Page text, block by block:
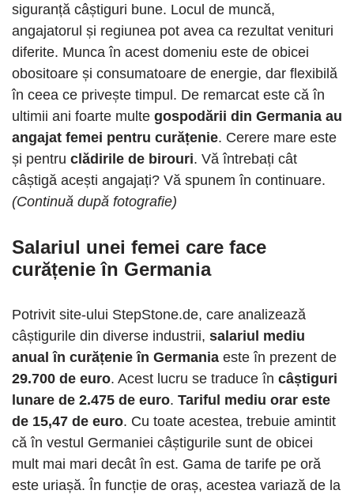
siguranță câștiguri bune. Locul de muncă,
angajatorul și regiunea pot avea ca rezultat venituri
diferite. Munca în acest domeniu este de obicei
obositoare și consumatoare de energie, dar flexibilă
în ceea ce privește timpul. De remarcat este că în
ultimii ani foarte multe gospodării din Germania au
angajat femei pentru curățenie. Cerere mare este
și pentru clădirile de birouri. Vă întrebați cât
câștigă acești angajați? Vă spunem în continuare.
(Continuă după fotografie)
Salariul unei femei care face
curățenie în Germania
Potrivit site-ului StepStone.de, care analizează
câștigurile din diverse industrii, salariul mediu
anual în curățenie în Germania este în prezent de
29.700 de euro. Acest lucru se traduce în câștiguri
lunare de 2.475 de euro. Tariful mediu orar este
de 15,47 de euro. Cu toate acestea, trebuie amintit
că în vestul Germaniei câștigurile sunt de obicei
mult mai mari decât în ​​est. Gama de tarife pe oră
este uriașă. În funcție de oraș, acestea variază de la